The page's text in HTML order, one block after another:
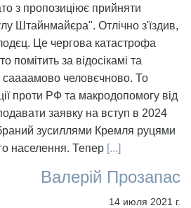
з пропозиціює прийняти
Штайнмайєра". Отлічно з'їздив,
Це чергова катастрофа
помітить за відосікамі та
человєчново. То
проти РФ та макродопомогу від
заявку на вступ в 2024
зусиллями Кремля руцями
населення. Тепер [...]
Валерій Прозапас
14 июля 2021 г.